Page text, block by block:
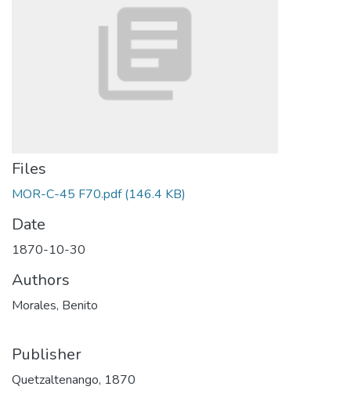
Files
MOR-C-45 F70.pdf(146.4 KB)
Date
1870-10-30
Authors
Morales, Benito
Publisher
Quetzaltenango, 1870